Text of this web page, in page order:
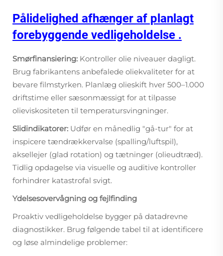
Pålidelighed afhænger af planlagt
forebyggende vedligeholdelse .
Smørfinansiering: Kontroller olie niveauer dagligt.
Brug fabrikantens anbefalede oliekvaliteter for at
bevare filmstyrken. Planlæg olieskift hver 500–1.000
driftstime eller sæsonmæssigt for at tilpasse
olieviskositeten til temperatursvingninger.
Slidindikatorer: Udfør en månedlig "gå-tur" for at
inspicere tændrækkervalse (spalling/luftspil),
aksellejer (glad rotation) og tætninger (olieudtræd).
Tidlig opdagelse via visuelle og auditive kontroller
forhindrer katastrofal svigt.
Ydelsesovervågning og fejlfinding
Proaktiv vedligeholdelse bygger på datadrevne
diagnostikker. Brug følgende tabel til at identificere
og løse almindelige problemer: